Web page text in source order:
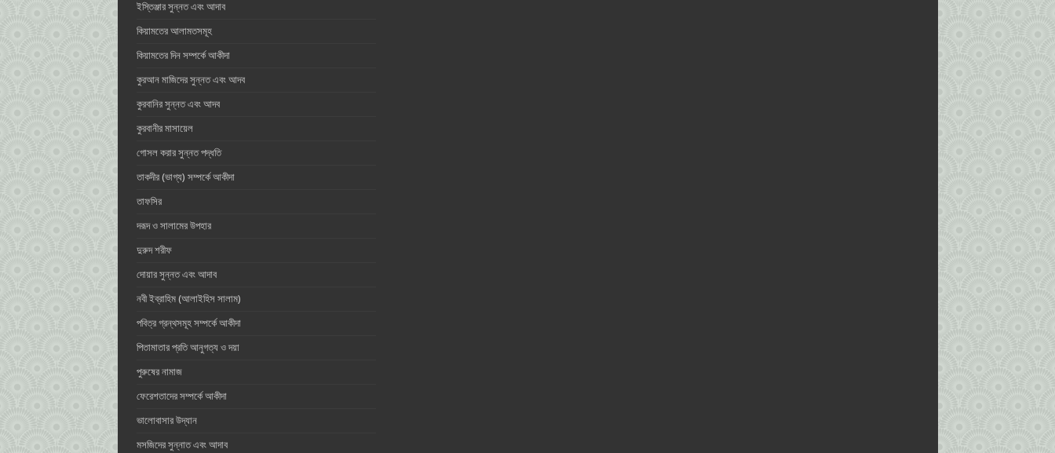
ইস্তিঞ্জার সুন্নত এবং আদাব
কিয়ামতের আলামতসমূহ
কিয়ামতের দিন সম্পর্কে আকীদা
কুরআন মাজিদের সুন্নত এবং আদব
কুরবানির সুন্নত এবং আদব
কুরবানীর মাসায়েল
গোসল করার সুন্নত পদ্ধতি
তাকদীর (ভাগ্য) সম্পর্কে আকীদা
তাফসির
দরূদ ও সালামের উপহার
দুরুদ শরীফ
দোয়ার সুন্নত এবং আদাব
নবী ইব্রাহিম (আলাইহিস সালাম)
পবিত্র গ্রন্থসমূহ সম্পর্কে আকীদা
পিতামাতার প্রতি আনুগত্য ও ‎দয়া
পুরুষের নামাজ
ফেরেশতাদের সম্পর্কে আকীদা
ভালোবাসার ‎উদ্যান
মসজিদের সুন্নাত এবং আদাব